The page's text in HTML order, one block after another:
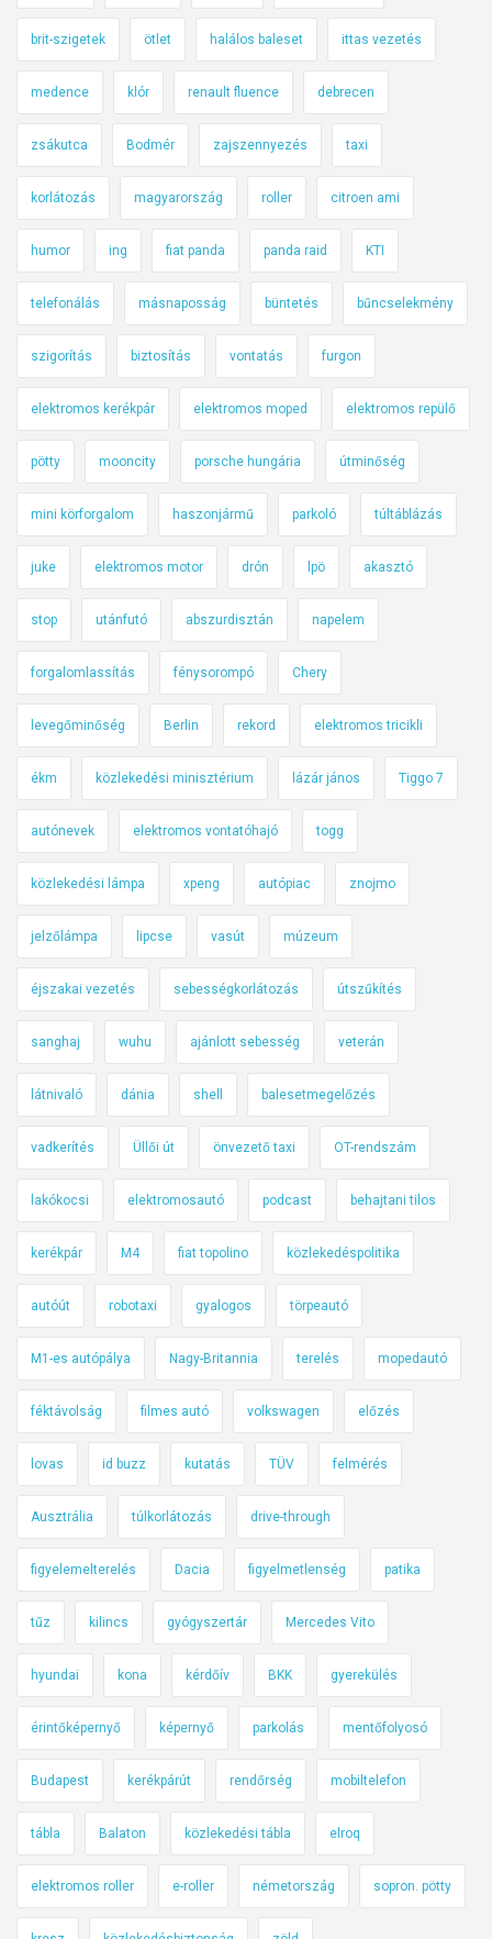
brit-szigetek ötlet halálos baleset ittas vezetés
medence klór renault fluence debrecen
zsákutca Bodmér zajszennyezés taxi
korlátozás magyarország roller citroen ami
humor ing fiat panda panda raid KTI
telefonálás másnaposság büntetés bűncselekmény
szigorítás biztosítás vontatás furgon
elektromos kerékpár elektromos moped elektromos repülő
pötty mooncity porsche hungária útminőség
mini körforgalom haszonjármű parkoló túltáblázás
juke elektromos motor drón lpö akasztó
stop utánfutó abszurdisztán napelem
forgalomlassítás fénysorompó Chery
levegőminőség Berlin rekord elektromos tricikli
ékm közlekedési minisztérium lázár jános Tiggo 7
autónevek elektromos vontatóhajó togg
közlekedési lámpa xpeng autópiac znojmo
jelzőlámpa lipcse vasút múzeum
éjszakai vezetés sebességkorlátozás útszűkítés
sanghaj wuhu ajánlott sebesség veterán
látnivaló dánia shell balesetmegelőzés
vadkerítés Üllői út önvezető taxi OT-rendszám
lakókocsi elektromosautó podcast behajtani tilos
kerékpár M4 fiat topolino közlekedéspolitika
autóút robotaxi gyalogos törpeautó
M1-es autópálya Nagy-Britannia terelés mopedautó
féktávolság filmes autó volkswagen előzés
lovas id buzz kutatás TÜV felmérés
Ausztrália túlkorlátozás drive-through
figyelemelterelés Dacia figyelmetlenség patika
tűz kilincs gyógyszertár Mercedes Vito
hyundai kona kérdőív BKK gyerekülés
érintőképernyő képernyő parkolás mentőfolyosó
Budapest kerékpárút rendőrség mobiltelefon
tábla Balaton közlekedési tábla elroq
elektromos roller e-roller németország sopron. pötty